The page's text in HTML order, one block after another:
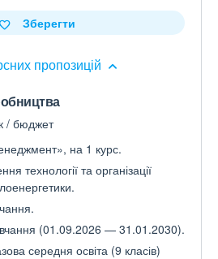
пропозицій
Зберегти
/ бюджет
на 1 курс.
технології та організації
(01.09.2026 — 31.01.2030).
середня освіта (9 класів)